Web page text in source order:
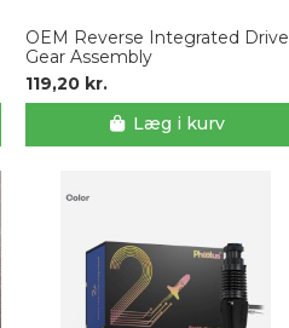
OEM Reverse Integrated Drive
Gear Assembly
119,20 kr.
Læg i kurv